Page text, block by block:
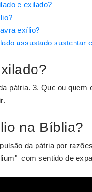
e exilado?
exílio?
assustado sustentar
pátria. 3. Que ou
na Bíblia?
da pátria por
com sentido de